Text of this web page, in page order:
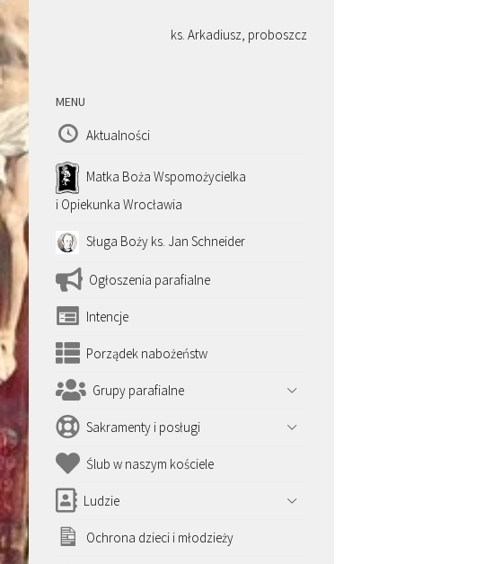
ks. Arkadiusz, proboszcz
MENU
Aktualności
Matka Boża Wspomożycielka
i Opiekunka Wrocławia
Sługa Boży ks. Jan Schneider
Ogłoszenia parafialne
Intencje
Porządek nabożeństw
Grupy parafialne
Sakramenty i posługi
Ślub w naszym kościele
Ludzie
Ochrona dzieci i młodzieży